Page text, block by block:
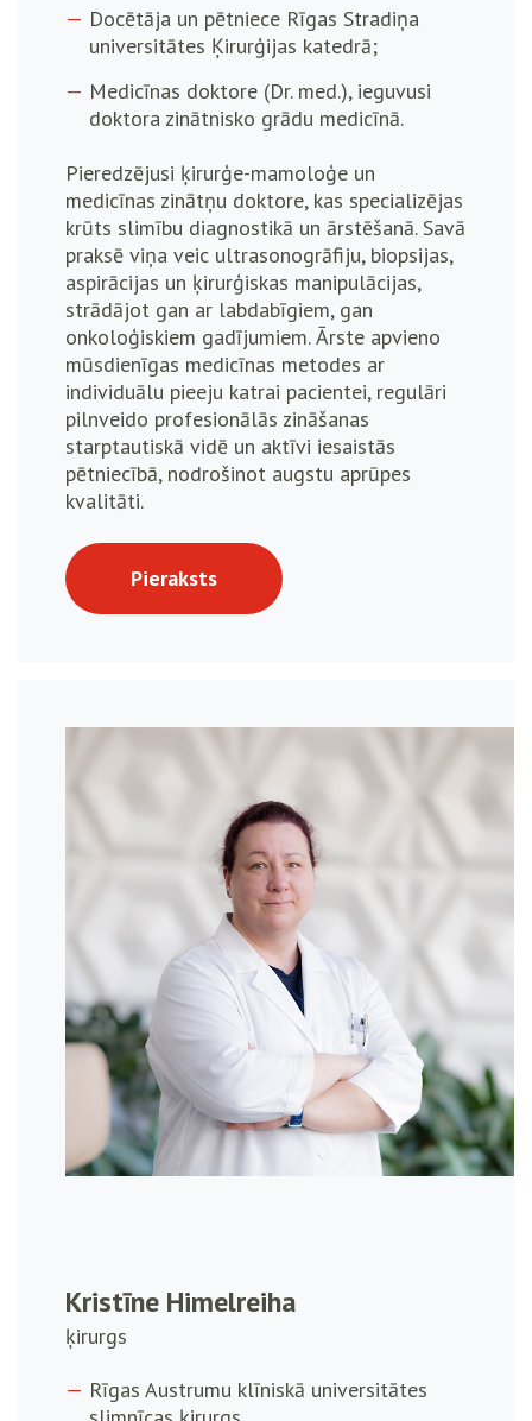
Docētāja un pētniece Rīgas Stradiņa
universitātes Ķirurģijas katedrā;
Medicīnas doktore (Dr. med.), ieguvusi
doktora zinātnisko grādu medicīnā.
Pieredzējusi ķirurģe-mamoloģe un
medicīnas zinātņu doktore, kas specializējas
krūts slimību diagnostikā un ārstēšanā. Savā
praksē viņa veic ultrasonogrāfiju, biopsijas,
aspirācijas un ķirurģiskas manipulācijas,
strādājot gan ar labdabīgiem, gan
onkoloģiskiem gadījumiem. Ārste apvieno
mūsdienīgas medicīnas metodes ar
individuālu pieeju katrai pacientei, regulāri
pilnveido profesionālās zināšanas
starptautiskā vidē un aktīvi iesaistās
pētniecībā, nodrošinot augstu aprūpes
kvalitāti.
Pieraksts
Kristīne Himelreiha
ķirurgs
Rīgas Austrumu klīniskā universitātes